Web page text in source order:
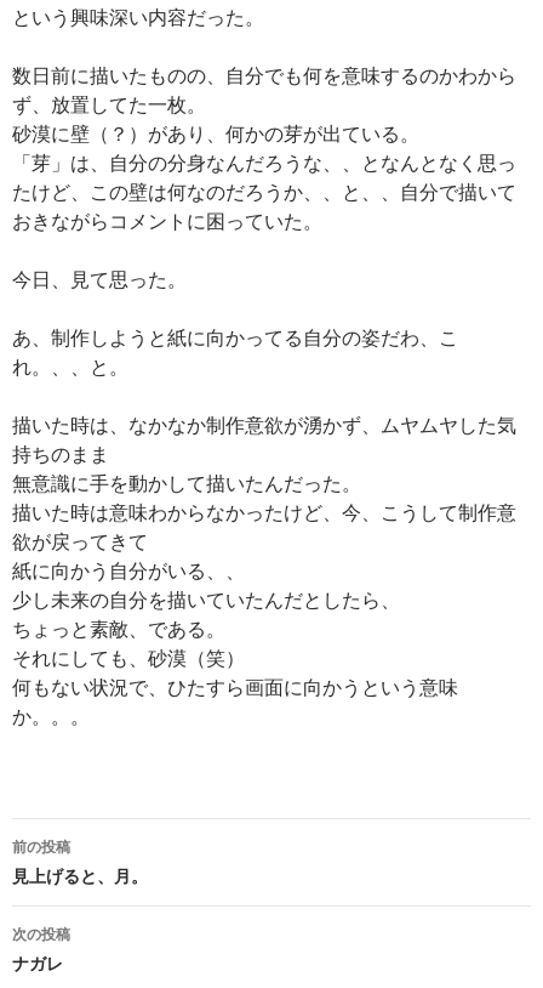
という興味深い内容だった。
数日前に描いたものの、自分でも何を意味するのかわから
ず、放置してた一枚。
砂漠に壁（？）があり、何かの芽が出ている。
「芽」は、自分の分身なんだろうな、、となんとなく思っ
たけど、この壁は何なのだろうか、、と、、自分で描いて
おきながらコメントに困っていた。
今日、見て思った。
あ、制作しようと紙に向かってる自分の姿だわ、こ
れ。、、と。
描いた時は、なかなか制作意欲が湧かず、ムヤムヤした気
持ちのまま
無意識に手を動かして描いたんだった。
描いた時は意味わからなかったけど、今、こうして制作意
欲が戻ってきて
紙に向かう自分がいる、、
少し未来の自分を描いていたんだとしたら、
ちょっと素敵、である。
それにしても、砂漠（笑）
何もない状況で、ひたすら画面に向かうという意味
か。。。
投
稿
ナ
前の投稿
見上げると、月。
次の投稿
ナガレ